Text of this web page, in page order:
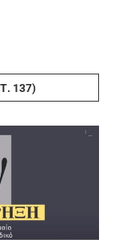
137)